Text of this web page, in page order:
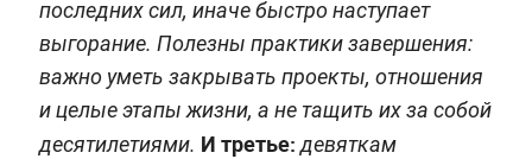
последних сил, иначе быстро наступает
выгорание. Полезны практики завершения:
важно уметь закрывать проекты, отношения
и целые этапы жизни, а не тащить их за собой
десятилетиями. И третье: девяткам